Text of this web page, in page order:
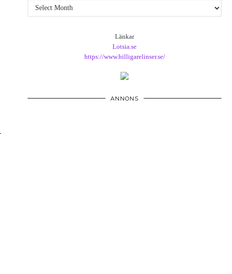
Arkiv
Länkar
Lotsia.se
https://www.billigarelinser.se/
ANNONS